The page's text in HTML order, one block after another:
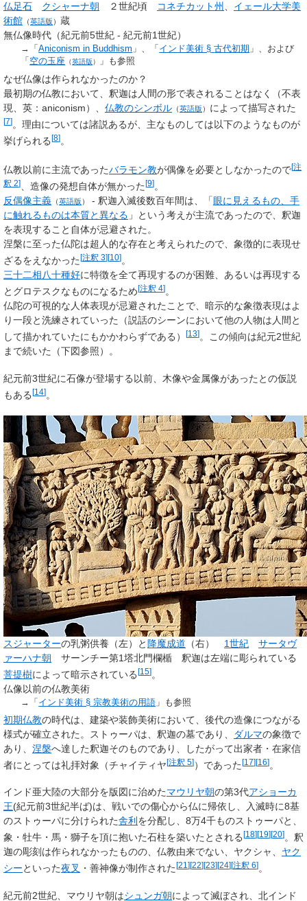
仏足石 クシャーナ朝 ２世紀頃 コネチカット州 、 イェール大学美
術館 （英語版 ） 蔵
無仏像時代（紀元前5世紀 - 紀元前1世紀）
→「Aniconism in Buddhism 」、「 インド美術 § 古代初期 」、および
「 空の玉座 （英語版） 」も参照
なぜ仏像は作られなかったのか？
最初期の仏教において、釈迦は人間の形で表されることはなく（不表
現、英：aniconism）、 仏教のシンボル （英語版 ） によって描写された
[7]。理由については諸説あるが、主なものしては以下のようなものが
挙げられる[8]。
仏教以前に主流であったバラモン教が偶像を必要としなかったので[注
釈 2]、造像の発想自体が無かった [9]。
反偶像主義 （英語版 ） - 釈迦入滅後数百年間は、「眼に見えるもの、手
に触れるものは本質と異なる 」という考えが主流であったので、釈迦
を表現すること自体が忌避された。
涅槃に至った仏陀は超人的な存在と考えられたので、象徴的に表現せ
ざるをえなかった [注釈 3][10]。
三十二相八十種好に特徴を全て再現するのが困難、あるいは再現する
とグロテスクなものになるため[注釈 4]。
仏陀の可視的な人体表現が忌避されたことで、暗示的な象徴表現はよ
り一段と洗練されていった（説話のシーンにおいて他の人物は人間と
して描かれていたにもかかわらずである）
[13]。この傾向は紀元2世紀
まで続いた（下図参照）。
紀元前3世紀に石像が登場する以前、木像や金属像があったとの仮説
もある[14]。
スジャーターの乳粥供養（左）と降魔成道 （右） 1世紀
サータヴ
ァーハナ朝 サーンチー第1塔北門欄楯 釈迦は左端に彫られている
菩提樹によって暗示されている[15]。
仏像以前の仏教美術
→「 インド美術 § 宗教美術の用語 」も参照
初期仏教の時代は、建築や装飾美術において、後代の造像につながる
様式が確立された。ストゥーパは、釈迦の墓であり、
ダルマの象徴で
あり、 涅槃へ達した釈迦そのものであり、したがって出家者・在家信
者にとっては礼拝対象（チャイティヤ[注釈 5]）であった[17][16]。
インド亜大陸の大部分を版図に治めたマウリヤ朝の第3代アショーカ
王(紀元前3世紀半ば)は、戦いでの傷心から仏に帰依し、入滅時に8基
のストゥーパに分けられた舎利 を分配し、8万4千ものストゥーパと、
象・牡牛・馬・獅子を頂に抱いた石柱を築いたとされる [18][19][20]。釈
迦の彫刻は作られなかったものの、仏教由来でない、ヤクシャ、 ヤク
シーといった夜叉 ・善神像が制作された [21 ][22][23][24][注釈 6]。
紀元前2世紀、マウリヤ朝はシュンガ朝によって滅ぼされ、北インド